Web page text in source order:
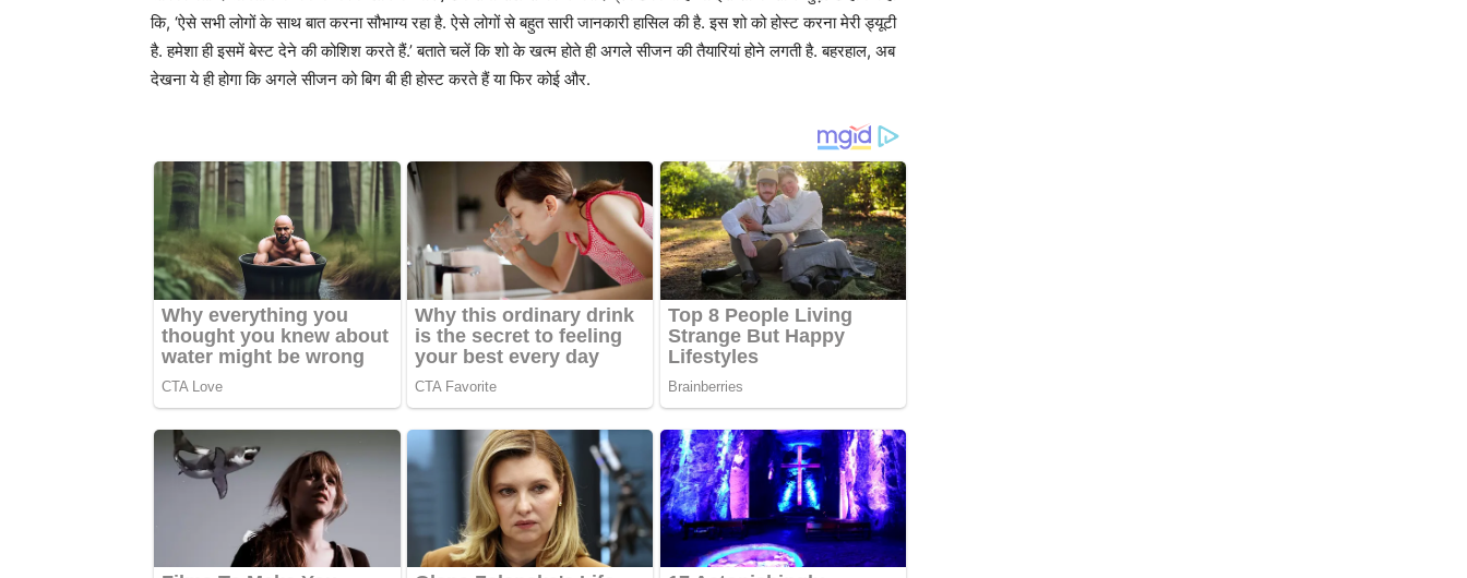
कि, ‘ऐसे सभी लोगों के साथ बात करना सौभाग्य रहा है. ऐसे लोगों से बहुत सारी जानकारी हासिल की है. इस शो को होस्ट करना मेरी ड्यूटी
है. हमेशा ही इसमें बेस्ट देने की कोशिश करते हैं.’ बताते चलें कि शो के खत्म होते ही अगले सीजन की तैयारियां होने लगती है. बहरहाल, अब
देखना ये ही होगा कि अगले सीजन को बिग बी ही होस्ट करते हैं या फिर कोई और.